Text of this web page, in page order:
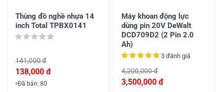
Thùng đồ nghề nhựa 14
inch Total TPBX0141
141,000 đ
138,000 đ
Đã bán: 80
Máy khoan động lực
dùng pin 20V DeWalt
DCD709D2 (2 Pin 2.0
Ah)
3 đánh giá
4,200,000 đ
3,500,000 đ